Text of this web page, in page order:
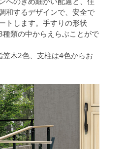
和するデザインで、安全で
トします。手すりの形状
種類の中からえらぶことがで
木2色、支柱は4色からお